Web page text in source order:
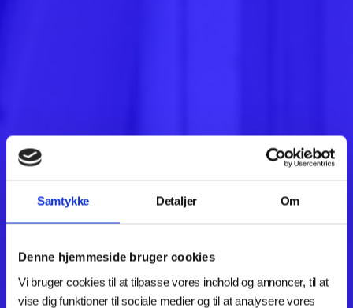
Samtykke Detaljer Om
Denne hjemmeside bruger cookies
Vi bruger cookies til at tilpasse vores indhold og annoncer, til at
vise dig funktioner til sociale medier og til at analysere vores